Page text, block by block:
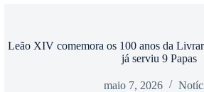
Leão XIV comemora os 100 anos da
já serviu 9 Papas
maio 7, 2026